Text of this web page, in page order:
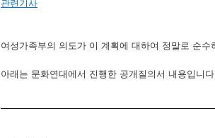
관련기사
여성가족부의 의도가 이 계획에 대하여 정말로 순
아래는 문화연대에서 진행한 공개질의서 내용입니